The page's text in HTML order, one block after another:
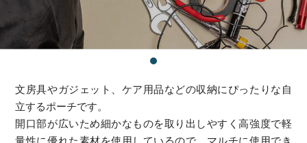
文房具やガジェット、ケア用品などの収納にぴったりな自
立するポーチです。
開口部が広いため細かなものを取り出しやすく高強度で軽
量性に優れた素材を使用しているので、マルチに使用でき